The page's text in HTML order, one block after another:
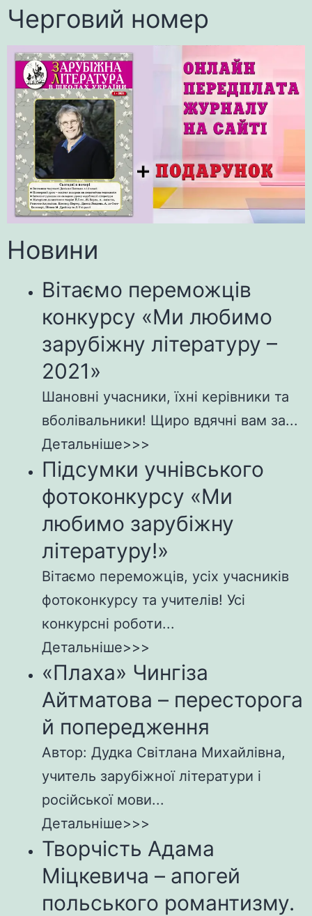
Черговий номер
Новини
Вітаємо переможців
конкурсу «Ми любимо
зарубіжну літературу –
2021»
Шановні учасники, їхні керівники та
вболівальники! Щиро вдячні вам за...
Детальніше>>>
Підсумки учнівського
фотоконкурсу «Ми
любимо зарубіжну
літературу!»
Вітаємо переможців, усіх учасників
фотоконкурсу та учителів! Усі
конкурсні роботи...
Детальніше>>>
«Плаха» Чингіза
Айтматова – пересторога
й попередження
Автор: Дудка Світлана Михайлівна,
учитель зарубіжної літератури і
російської мови...
Детальніше>>>
Творчість Адама
Міцкевича – апогей
польського романтизму.